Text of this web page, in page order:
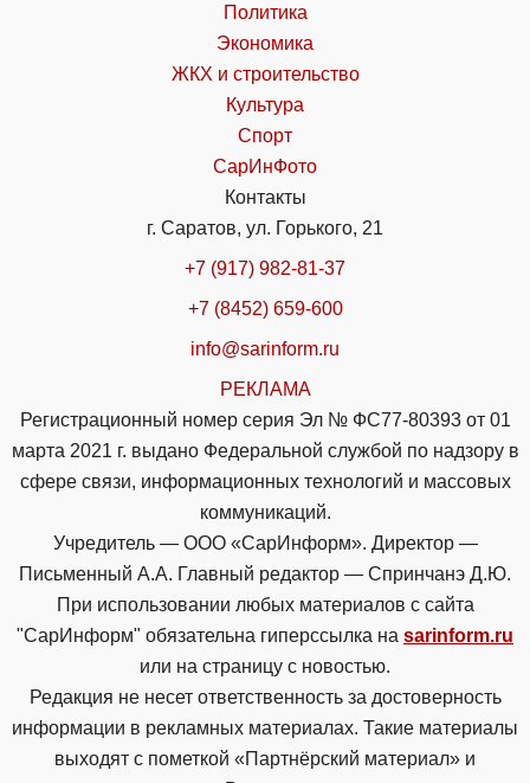
Политика
Экономика
ЖКХ и строительство
Культура
Спорт
СарИнФото
Контакты
г. Саратов, ул. Горького, 21
+7 (917) 982-81-37
+7 (8452) 659-600
info@sarinform.ru
РЕКЛАМА
Регистрационный номер серия Эл № ФС77-80393 от 01
марта 2021 г. выдано Федеральной службой по надзору в
сфере связи, информационных технологий и массовых
коммуникаций.
Учредитель — ООО «СарИнформ». Директор —
Письменный А.А. Главный редактор — Спринчанэ Д.Ю.
При использовании любых материалов с сайта
"СарИнформ" обязательна гиперссылка на sarinform.ru
или на страницу с новостью.
Редакция не несет ответственность за достоверность
информации в рекламных материалах. Такие материалы
выходят с пометкой «Партнёрский материал» и